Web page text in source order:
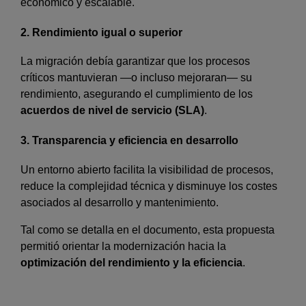
económico y escalable.
2. Rendimiento igual o superior
La migración debía garantizar que los procesos
críticos mantuvieran —o incluso mejoraran— su
rendimiento, asegurando el cumplimiento de los
acuerdos de nivel de servicio (SLA).
3. Transparencia y eficiencia en desarrollo
Un entorno abierto facilita la visibilidad de procesos,
reduce la complejidad técnica y disminuye los costes
asociados al desarrollo y mantenimiento.
Tal como se detalla en el documento, esta propuesta
permitió orientar la modernización hacia la
optimización del rendimiento y la eficiencia.